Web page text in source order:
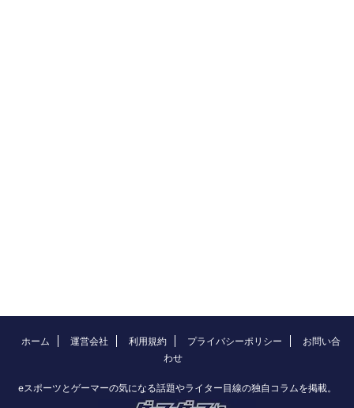
ホーム 運営会社 利用規約 プライバシーポリシー
お問い合
わせ
eスポーツとゲーマーの気になる話題やライター目線の独自コラムを掲載。